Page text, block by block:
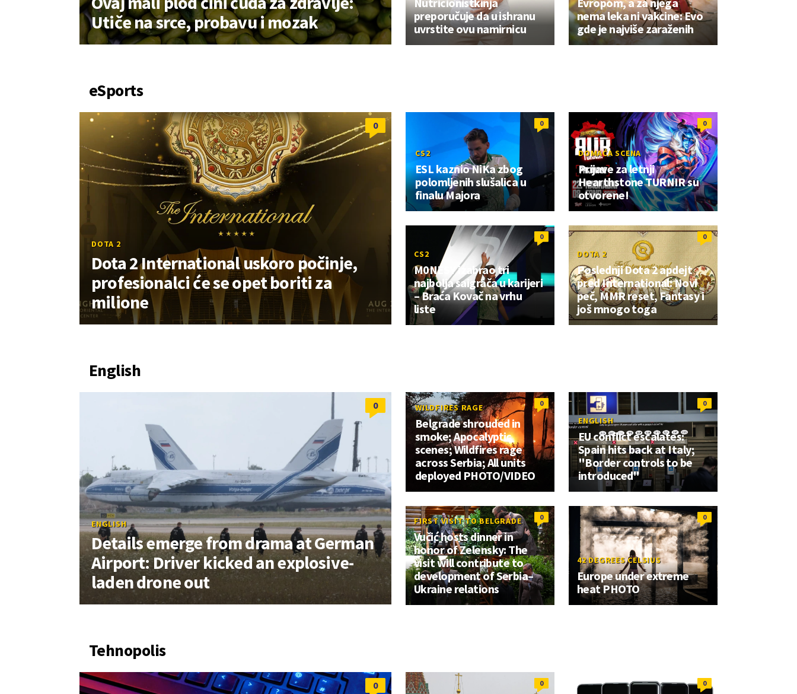
Utiče na srce, probavu i mozak
preporučuje da u ishranu
uvrstite ovu namirnicu
nema leka ni vakcine: Evo
gde je najviše zaraženih
eSports
0
DOTA 2
Dota 2 International uskoro počinje,
profesionalci će se opet boriti za
milione
0
CS2
ESL kaznio NiKa zbog
polomljenih slušalica u
finalu Majora
0
DOMAĆA SCENA
Prijave za letnji
Hearthstone TURNIR su
otvorene!
0
CS2
M0NESY izabrao tri
najbolja saigrača u karijeri
– Braća Kovač na vrhu
liste
0
DOTA 2
Poslednji Dota 2 apdejt
pred International: Novi
peč, MMR reset, Fantasy i
još mnogo toga
English
0
ENGLISH
Details emerge from drama at German
Airport: Driver kicked an explosive-
laden drone out
0
WILDFIRES RAGE
Belgrade shrouded in
smoke; Apocalyptic
scenes; Wildfires rage
across Serbia; All units
deployed PHOTO/VIDEO
0
ENGLISH
EU conflict escalates:
Spain hits back at Italy;
"Border controls to be
introduced"
0
FIRST VISIT TO BELGRADE
Vučić hosts dinner in
honor of Zelensky: The
visit will contribute to
development of Serbia–
Ukraine relations
0
42 DEGREES CELSIUS
Europe under extreme
heat PHOTO
Tehnopolis
0 0 0